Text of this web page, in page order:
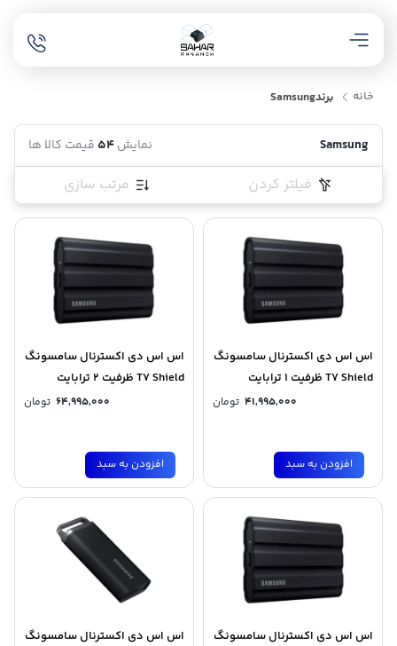
خانه برندSamsung
Samsung نمایش54قیمت کالا ها
فیلتر کردن مرتب سازی
اس اس دی اکسترنال سامسونگ
T7 Shield ظرفیت 1 ترابایت
41,995,000 تومان
افزودن به سبد
اس اس دی اکسترنال سامسونگ
T7 Shield ظرفیت 2 ترابایت
64,995,000 تومان
افزودن به سبد
اس اس دی اکسترنال سامسونگ
اس اس دی اکسترنال سامسونگ